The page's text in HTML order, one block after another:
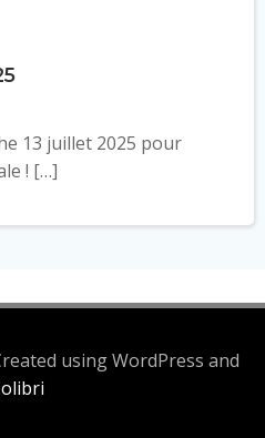
13 juillet 2025 pour
! […]
using WordPress and